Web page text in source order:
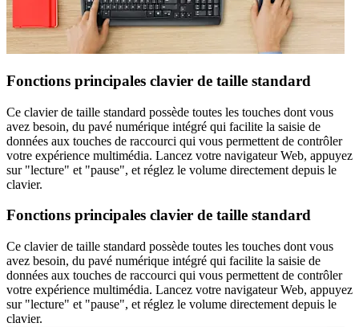
Fonctions principales clavier de taille standard
Ce clavier de taille standard possède toutes les touches dont vous
avez besoin, du pavé numérique intégré qui facilite la saisie de
données aux touches de raccourci qui vous permettent de contrôler
votre expérience multimédia. Lancez votre navigateur Web, appuyez
sur "lecture" et "pause", et réglez le volume directement depuis le
clavier.
Fonctions principales clavier de taille standard
Ce clavier de taille standard possède toutes les touches dont vous
avez besoin, du pavé numérique intégré qui facilite la saisie de
données aux touches de raccourci qui vous permettent de contrôler
votre expérience multimédia. Lancez votre navigateur Web, appuyez
sur "lecture" et "pause", et réglez le volume directement depuis le
clavier.